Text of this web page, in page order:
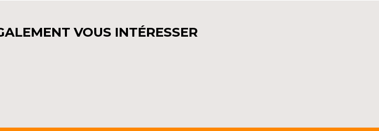
VOUS INTÉRESSER